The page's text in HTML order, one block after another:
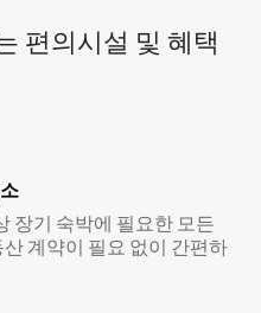
편의시설 및 혜택
장기 숙박에 필요한 모든
계약이 필요 없이 간편하